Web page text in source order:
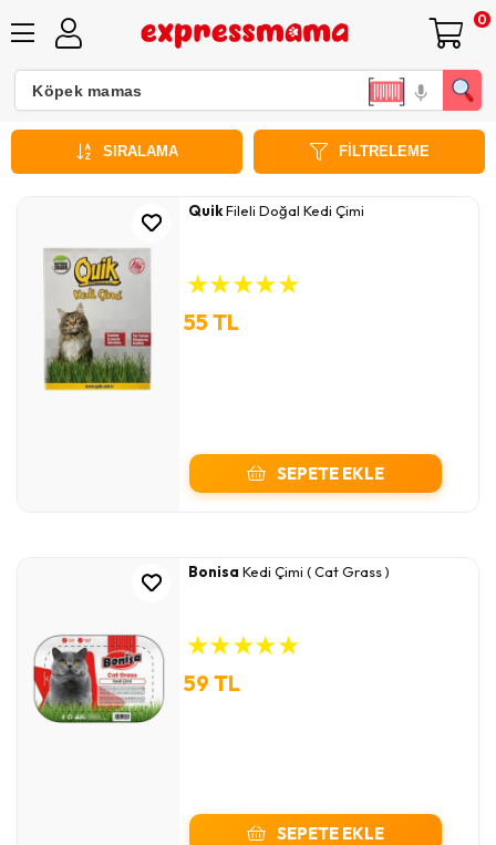
0
Kedi Çimleri
FILTRELEME
SIRALAMA
QuikFileli Doğal Kedi Çimi
★★★★★
55 TL
SEPETE EKLE
Bonisa Kedi Çimi ( Cat Grass )
★★★★★
59 TL
SEPETE EKLE